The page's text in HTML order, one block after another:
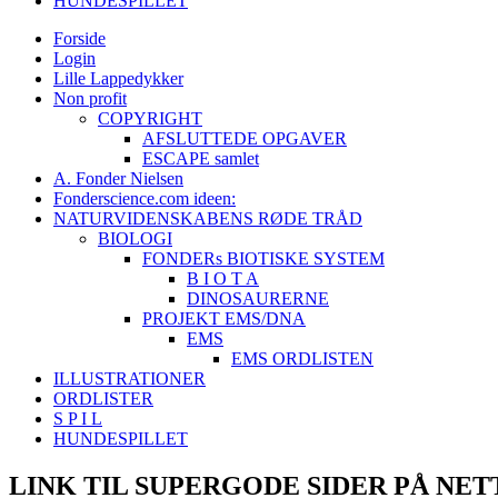
Forside
Login
Lille Lappedykker
Non profit
COPYRIGHT
AFSLUTTEDE OPGAVER
ESCAPE samlet
A. Fonder Nielsen
Fonderscience.com ideen:
NATURVIDENSKABENS RØDE TRÅD
BIOLOGI
FONDERs BIOTISKE SYSTEM
B I O T A
DINOSAURERNE
PROJEKT EMS/DNA
EMS
EMS ORDLISTEN
ILLUSTRATIONER
ORDLISTER
S P I L
HUNDESPILLET
LINK TIL SUPERGODE SIDER PÅ